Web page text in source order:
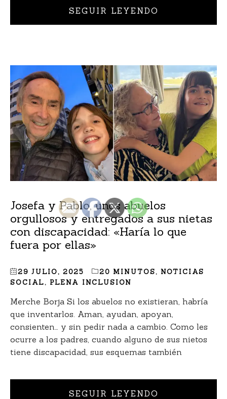
SEGUIR LEYENDO
Josefa y Pablo, unos abuelos
orgullosos y entregados a sus nietas
con discapacidad: «Haría lo que
fuera por ellas»
29 JULIO, 2025 20 MINUTOS, NOTICIAS
SOCIAL, PLENA INCLUSION
Merche Borja Si los abuelos no existieran, habría
que inventarlos. Aman, ayudan, apoyan,
consienten… y sin pedir nada a cambio. Como les
ocurre a los padres, cuando alguno de sus nietos
tiene discapacidad, sus esquemas también
SEGUIR LEYENDO